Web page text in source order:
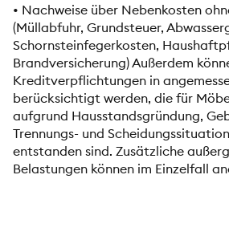
• Nachweise über Nebenkosten
(Müllabfuhr, Grundsteuer,
Schornsteinfegerkosten,
Brandversicherung) Außerdem
Kreditverpflichtungen in
berücksichtigt werden, die für
aufgrund Hausstandsgründung,
Trennungs- und
entstanden sind. Zusätzliche
Belastungen können im Einzelfall